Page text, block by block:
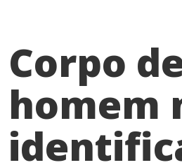
Corpo
homem